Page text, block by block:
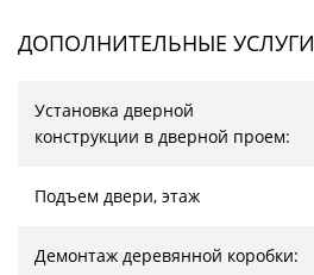
ДОПОЛНИТЕЛЬНЫЕ УСЛУГИ
Установка дверной
конструкции в дверной проем:
Подъем двери, этаж
Демонтаж деревянной коробки: